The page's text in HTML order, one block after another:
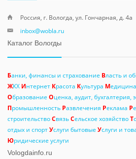
Россия, г. Вологда, ул. Гончарная, д. 4а
inbox@wobla.ru
Каталог Вологды
Банки, финансы и страхование Власть и
ЖКХ Интернет Красота Культура Медицина
Образование Оценка, аудит, бухгалтерия,
Промышленность Развлечения Реклама Р
строительствоСвязьСельское хозяйствоТ
отдых и спортУслуги бытовые Услуги и
Юридические услуги
Vologdainfo.ru